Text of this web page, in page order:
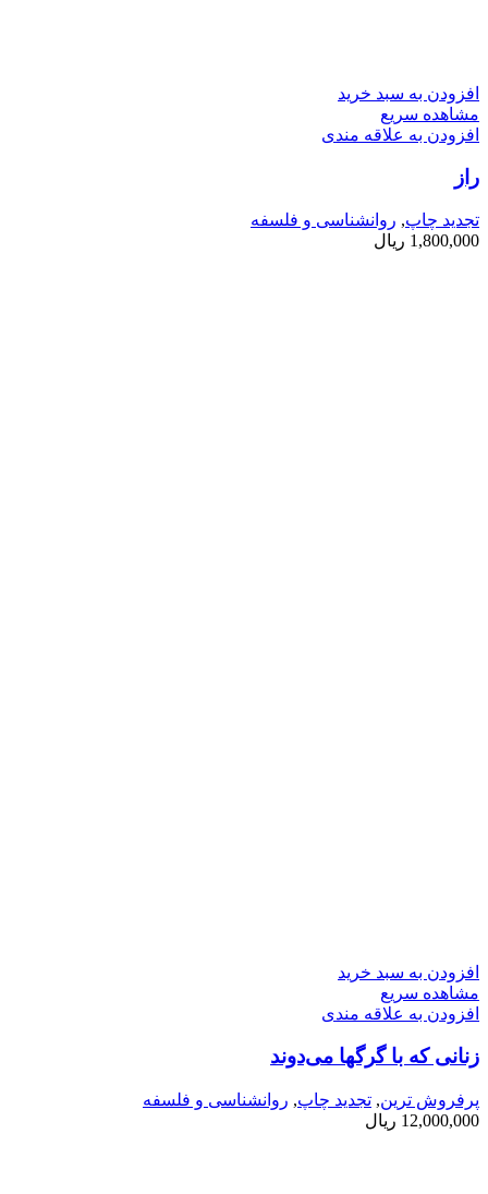
افزودن به سبد خرید
مشاهده سریع
افزودن به علاقه مندی
راز
تجدید چاپ, روانشناسی و فلسفه
1,800,000 ریال
افزودن به سبد خرید
مشاهده سریع
افزودن به علاقه مندی
زنانی كه با گرگها می­‌دوند
پرفروش ترین, تجدید چاپ, روانشناسی و فلسفه
12,000,000 ریال